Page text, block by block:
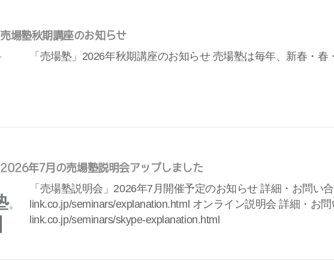
売場塾秋期講座のお知らせ
「売場塾」2026年秋期講座のお知らせ 売場塾は毎年、新春・春
2026年7月の売場塾説明会アップしました
「売場塾説明会」2026年7月開催予定のお知らせ 詳細・お問い
link.co.jp/seminars/explanation.html オンライン説明会 詳細・お
link.co.jp/seminars/skype-explanation.html